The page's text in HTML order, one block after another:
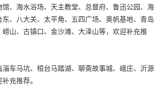
、海水浴场、天主教堂、总督府、鲁迅公园、海
、八大关、太平角、五四广场、奥帆基地、青岛
山、古镇口、金沙滩、大泽山等，欢迎补充推
车马坑、桓台马踏湖、聊斋故事城、峨庄、沂源
充推荐。